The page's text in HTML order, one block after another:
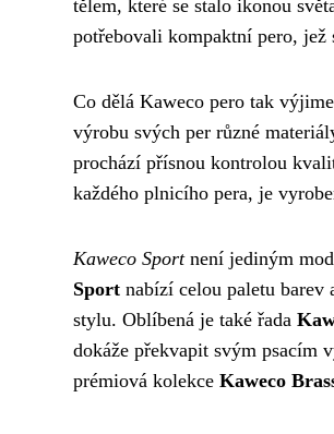
tělem, které se stalo ikonou
potřebovali kompaktní pero, jež
Co dělá Kaweco pero tak
výrobu svých per různé
prochází přísnou kontrolou
každého plnicího pera, je
Kaweco Sportnení jediným
Sport nabízí celou paletu barev
stylu. Oblíbená je také řada
dokáže překvapit svým psacím
prémiová kolekce Kaweco